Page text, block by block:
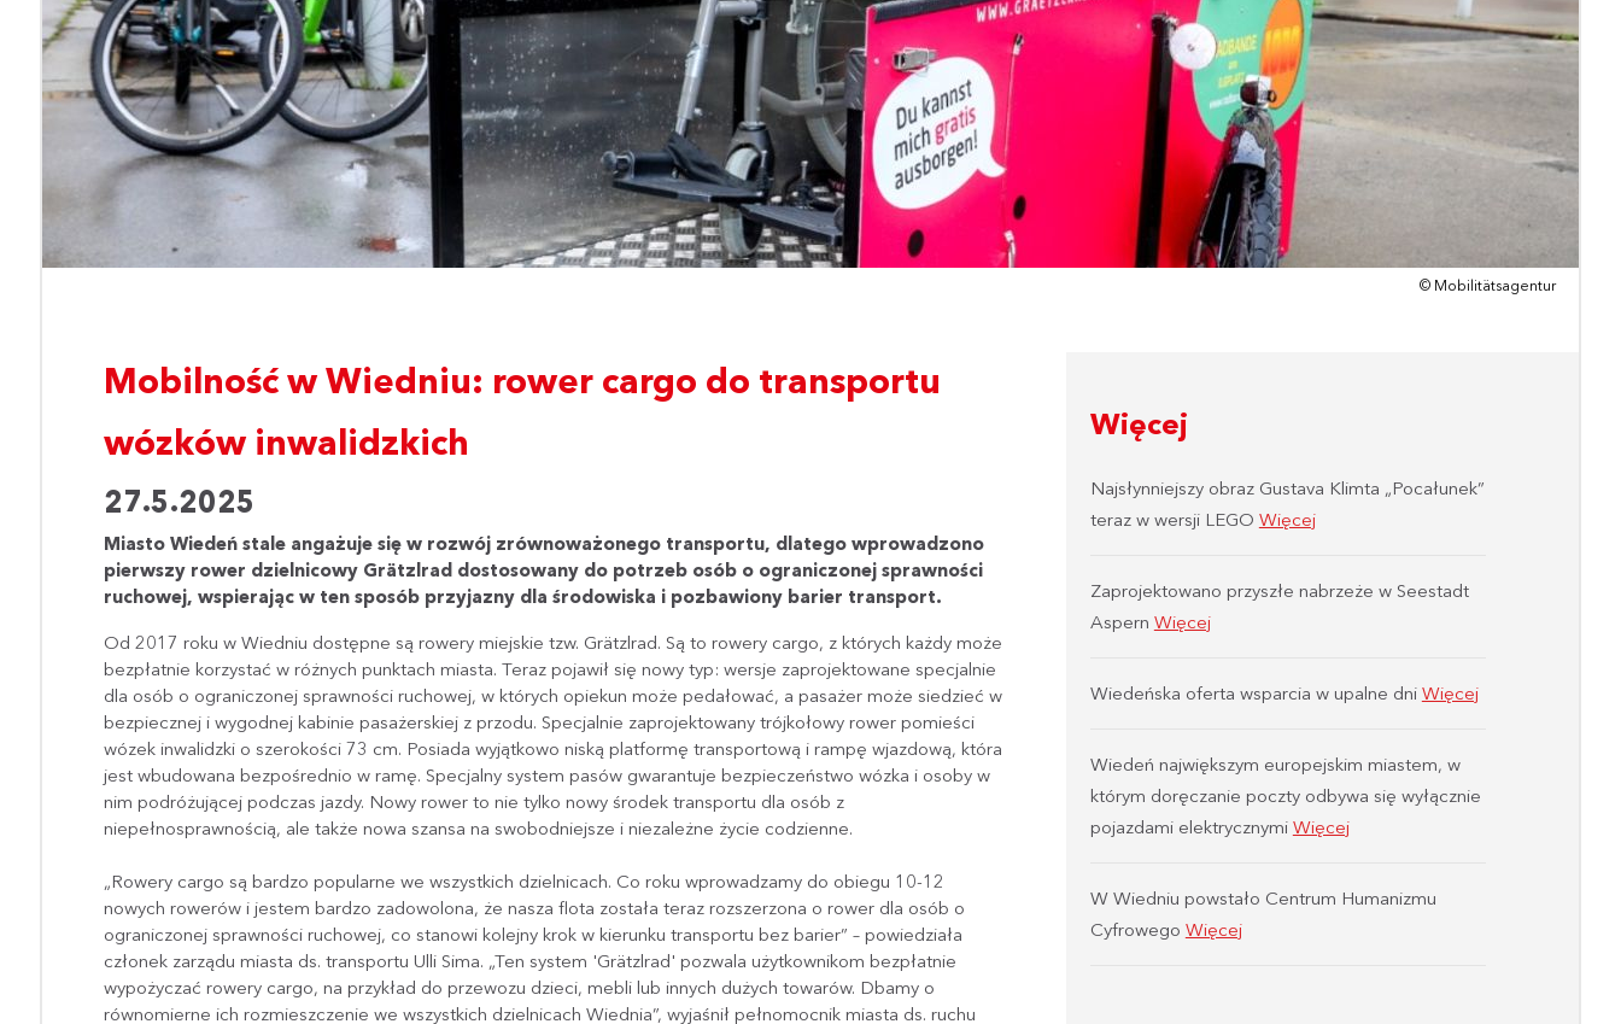
© Mobilitätsagentur
Mobilność w Wiedniu: rower cargo do transportu
wózków inwalidzkich
27.5.2025
Miasto Wiedeń stale angażuje się w rozwój zrównoważonego transportu, dlatego wprowadzono
pierwszy rower dzielnicowy Grätzlrad dostosowany do potrzeb osób o ograniczonej sprawności
ruchowej, wspierając w ten sposób przyjazny dla środowiska i pozbawiony barier transport.
Od 2017 roku w Wiedniu dostępne są rowery miejskie tzw. Grätzlrad. Są to rowery cargo, z których każdy może
bezpłatnie korzystać w różnych punktach miasta. Teraz pojawił się nowy typ: wersje zaprojektowane specjalnie
dla osób o ograniczonej sprawności ruchowej, w których opiekun może pedałować, a pasażer może siedzieć w
bezpiecznej i wygodnej kabinie pasażerskiej z przodu. Specjalnie zaprojektowany trójkołowy rower pomieści
wózek inwalidzki o szerokości 73 cm. Posiada wyjątkowo niską platformę transportową i rampę wjazdową, która
jest wbudowana bezpośrednio w ramę. Specjalny system pasów gwarantuje bezpieczeństwo wózka i osoby w
nim podróżującej podczas jazdy. Nowy rower to nie tylko nowy środek transportu dla osób z
niepełnosprawnością, ale także nowa szansa na swobodniejsze i niezależne życie codzienne.
„Rowery cargo są bardzo popularne we wszystkich dzielnicach. Co roku wprowadzamy do obiegu 10-12
nowych rowerów i jestem bardzo zadowolona, że nasza flota została teraz rozszerzona o rower dla osób o
ograniczonej sprawności ruchowej, co stanowi kolejny krok w kierunku transportu bez barier” – powiedziała
członek zarządu miasta ds. transportu Ulli Sima. „Ten system 'Grätzlrad' pozwala użytkownikom bezpłatnie
wypożyczać rowery cargo, na przykład do przewozu dzieci, mebli lub innych dużych towarów. Dbamy o
równomierne ich rozmieszczenie we wszystkich dzielnicach Wiednia”, wyjaśnił pełnomocnik miasta ds. ruchu
Więcej
Najsłynniejszy obraz Gustava Klimta „Pocałunek”
teraz w wersji LEGO Więcej
Zaprojektowano przyszłe nabrzeże w Seestadt
Aspern Więcej
Wiedeńska oferta wsparcia w upalne dni Więcej
Wiedeń największym europejskim miastem, w
którym doręczanie poczty odbywa się wyłącznie
pojazdami elektrycznymi Więcej
W Wiedniu powstało Centrum Humanizmu
Cyfrowego Więcej